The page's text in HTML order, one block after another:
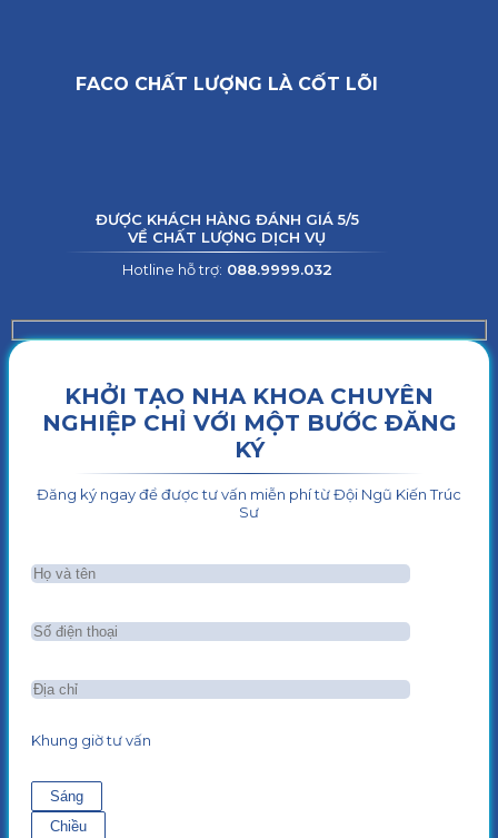
FACO CHẤT LƯỢNG LÀ CỐT LÕI
ĐƯỢC KHÁCH HÀNG ĐÁNH GIÁ 5/5
VỀ CHẤT LƯỢNG DỊCH VỤ
Hotline hỗ trợ: 088.9999.032
KHỞI TẠO NHA KHOA CHUYÊN
NGHIỆP CHỈ VỚI MỘT BƯỚC ĐĂNG
KÝ
Đăng ký ngay để được tư vấn miễn phí từ Đội Ngũ Kiến Trúc
Sư
Khung giờ tư vấn
Sáng
Chiều